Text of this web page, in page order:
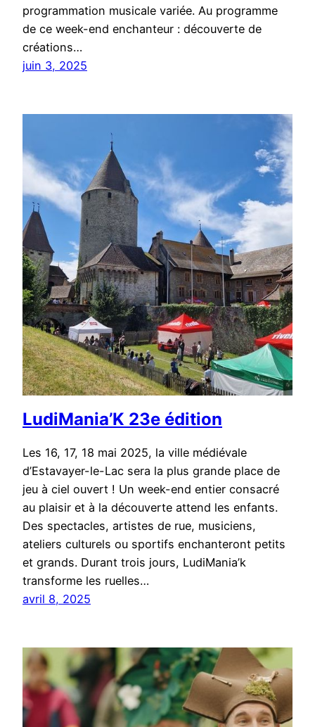
programmation musicale variée. Au programme
de ce week-end enchanteur : découverte de
créations…
juin 3, 2025
LudiMania’K 23e édition
Les 16, 17, 18 mai 2025, la ville médiévale
d’Estavayer-le-Lac sera la plus grande place de
jeu à ciel ouvert ! Un week-end entier consacré
au plaisir et à la découverte attend les enfants.
Des spectacles, artistes de rue, musiciens,
ateliers culturels ou sportifs enchanteront petits
et grands. Durant trois jours, LudiMania’k
transforme les ruelles…
avril 8, 2025